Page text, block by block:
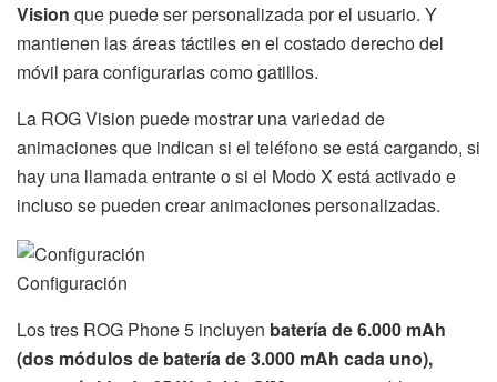
Vision que puede ser personalizada por el usuario. Y
mantienen las áreas táctiles en el costado derecho del
móvil para configurarlas como gatillos.
La ROG Vision puede mostrar una variedad de
animaciones que indican si el teléfono se está cargando, si
hay una llamada entrante o si el Modo X está activado e
incluso se pueden crear animaciones personalizadas.
Configuración
Los tres ROG Phone 5 incluyen batería de 6.000 mAh
(dos módulos de batería de 3.000 mAh cada uno),